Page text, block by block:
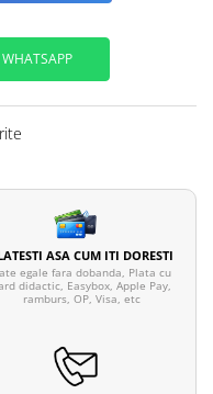
ASA CUM ITI DORESTI
egale fara dobanda, Plata cu
didactic, Easybox, Apple Pay,
ramburs, OP, Visa, etc